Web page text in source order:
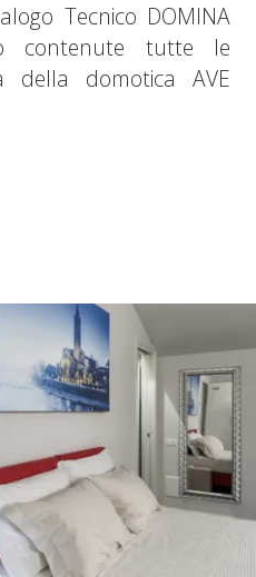
Tecnico DOMINA
contenute tutte le
della domotica AVE